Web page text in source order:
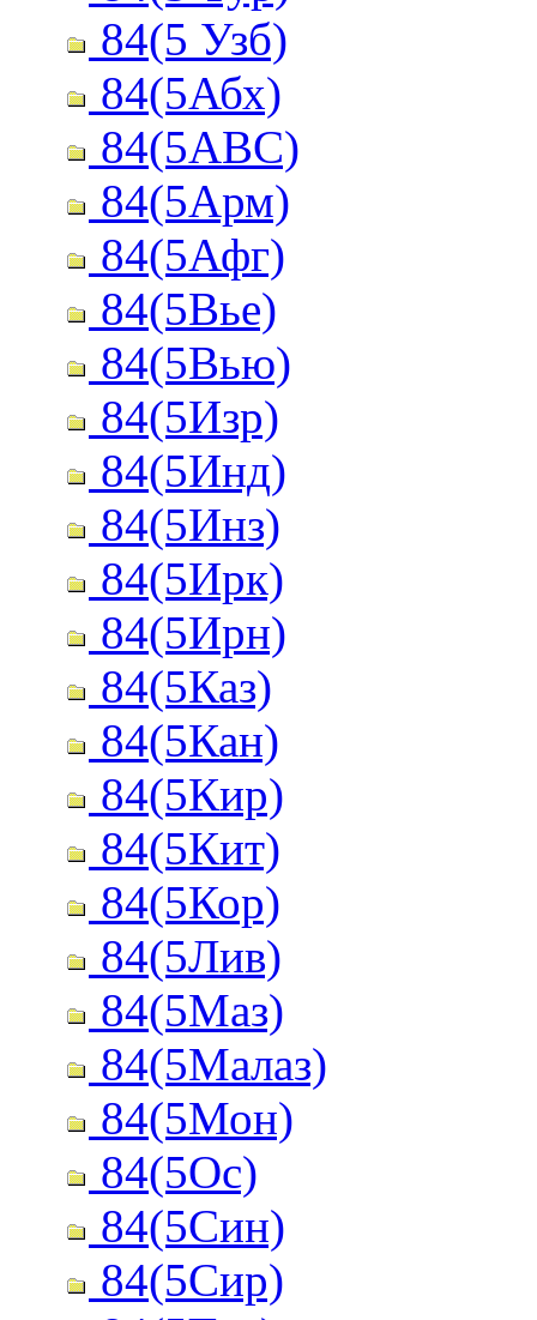
84(5 Узб)
84(5Абх)
84(5АВС)
84(5Арм)
84(5Афг)
84(5Вье)
84(5Вью)
84(5Изр)
84(5Инд)
84(5Инз)
84(5Ирк)
84(5Ирн)
84(5Каз)
84(5Кан)
84(5Кир)
84(5Кит)
84(5Кор)
84(5Лив)
84(5Маз)
84(5Малаз)
84(5Мон)
84(5Ос)
84(5Син)
84(5Сир)